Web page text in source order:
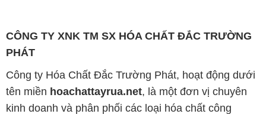
CÔNG TY XNK TM SX HÓA CHẤT ĐẮC TRƯỜNG
PHÁT
Công ty Hóa Chất Đắc Trường Phát, hoạt động dưới
tên miền hoachattayrua.net, là một đơn vị chuyên
kinh doanh và phân phối các loại hóa chất công